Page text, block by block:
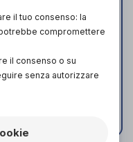
Sunrise Medical
NEGOZIO DA
300,00€
il tuo consenso: la
compromettere
il consenso o su
senza autorizzare